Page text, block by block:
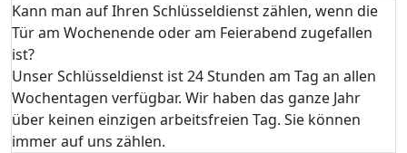
Kann man auf Ihren Schlüsseldienst zählen, wenn die
Tür am Wochenende oder am Feierabend zugefallen
ist?
Unser Schlüsseldienst ist 24 Stunden am Tag an allen
Wochentagen verfügbar. Wir haben das ganze Jahr
über keinen einzigen arbeitsfreien Tag. Sie können
immer auf uns zählen.